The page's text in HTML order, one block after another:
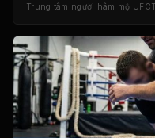
Trung tâm người hâm mộ UFC